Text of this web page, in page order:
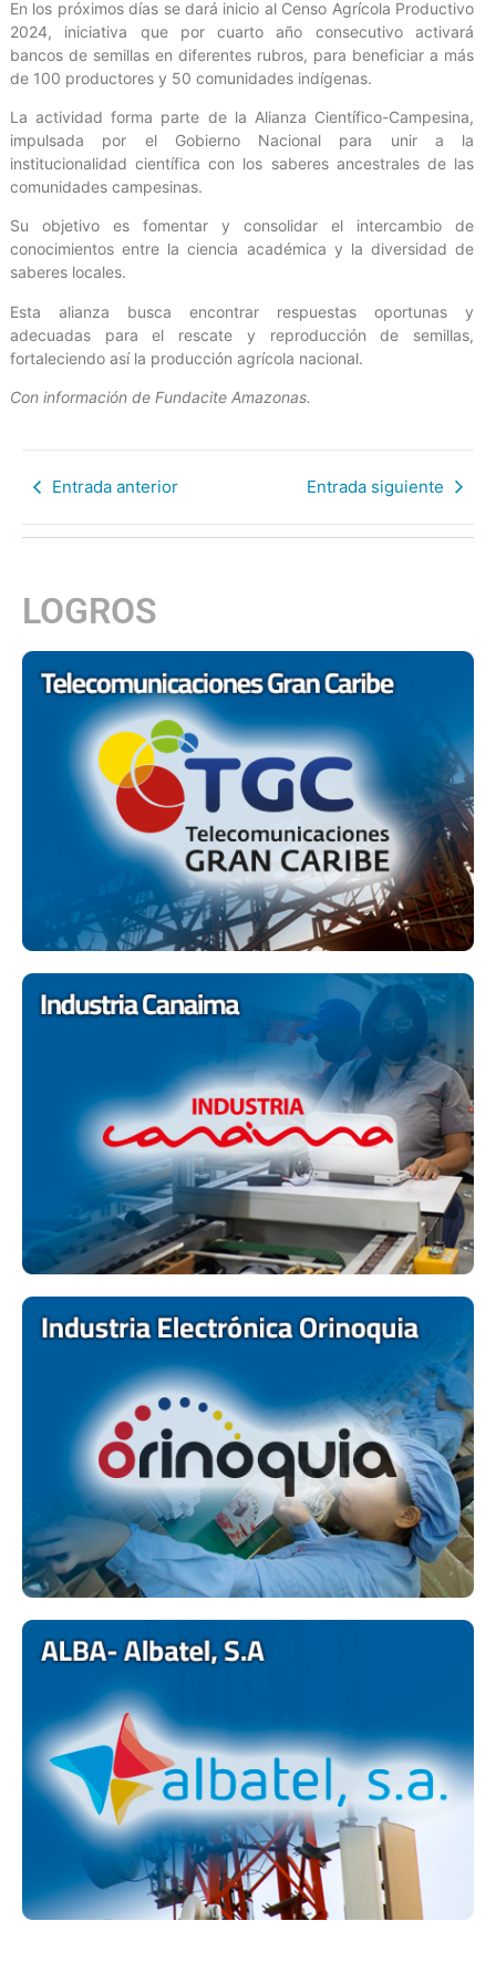
En los próximos días se dará inicio al Censo Agrícola Productivo
2024, iniciativa que por cuarto año consecutivo activará
bancos de semillas en diferentes rubros, para beneficiar a más
de 100 productores y 50 comunidades indígenas.
La actividad forma parte de la Alianza Científico-Campesina,
impulsada por el Gobierno Nacional para unir a la
institucionalidad científica con los saberes ancestrales de las
comunidades campesinas.
Su objetivo es fomentar y consolidar el intercambio de
conocimientos entre la ciencia académica y la diversidad de
saberes locales.
Esta alianza busca encontrar respuestas oportunas y
adecuadas para el rescate y reproducción de semillas,
fortaleciendo así la producción agrícola nacional.
Con información de Fundacite Amazonas.
Entrada anterior Entrada siguiente
LOGROS